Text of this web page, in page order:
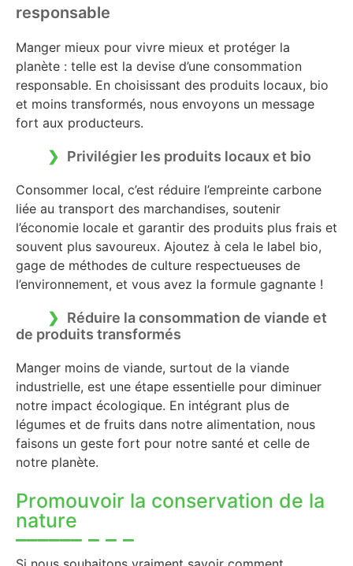
responsable
Manger mieux pour vivre mieux et protéger la
planète : telle est la devise d’une consommation
responsable. En choisissant des produits locaux, bio
et moins transformés, nous envoyons un message
fort aux producteurs.
Privilégier les produits locaux et bio
Consommer local, c’est réduire l’empreinte carbone
liée au transport des marchandises, soutenir
l’économie locale et garantir des produits plus frais et
souvent plus savoureux. Ajoutez à cela le label bio,
gage de méthodes de culture respectueuses de
l’environnement, et vous avez la formule gagnante !
Réduire la consommation de viande et
de produits transformés
Manger moins de viande, surtout de la viande
industrielle, est une étape essentielle pour diminuer
notre impact écologique. En intégrant plus de
légumes et de fruits dans notre alimentation, nous
faisons un geste fort pour notre santé et celle de
notre planète.
Promouvoir la conservation de la
nature